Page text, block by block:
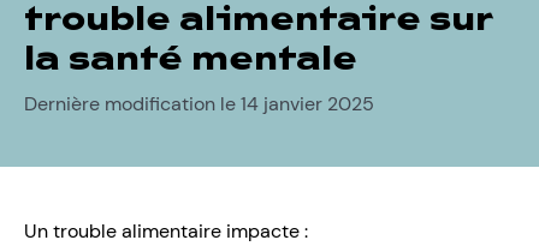
trouble alimentaire sur
la santé mentale
Dernière modification le 14 janvier 2025
Un trouble alimentaire impacte :